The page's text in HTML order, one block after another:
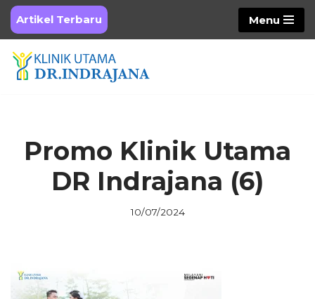
Skip
to
content
Artikel Terbaru Menu
Promo Klinik Utama
DR Indrajana (6)
10/07/2024